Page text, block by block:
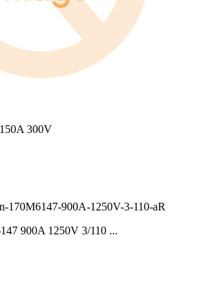
300V
900A 1250V 3/110 ...